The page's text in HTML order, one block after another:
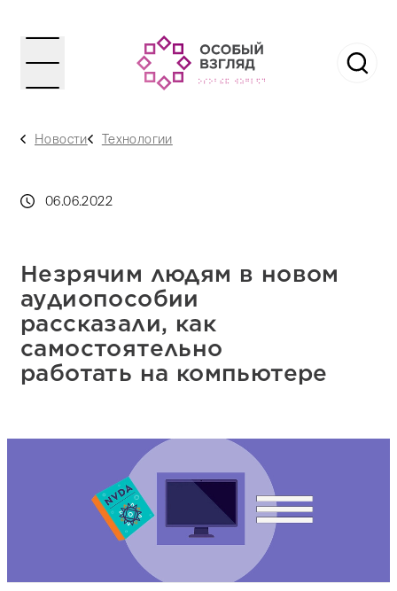
Новости Технологии
06.06.2022
Незрячим людям в новом
аудиопособии
рассказали, как
самостоятельно
работать на компьютере